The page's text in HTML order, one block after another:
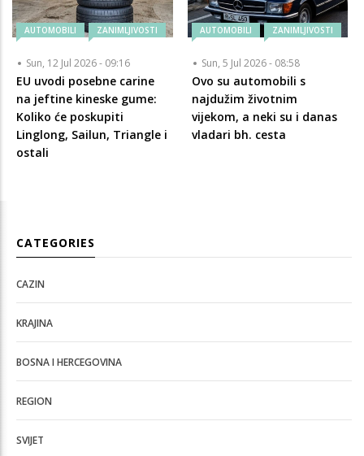
AUTOMOBILI ZANIMLJIVOSTI
Sun, 12 Jul 2026 - 09:16
EU uvodi posebne carine
na jeftine kineske gume:
Koliko će poskupiti
Linglong, Sailun, Triangle i
ostali
AUTOMOBILI ZANIMLJIVOSTI
Sun, 5 Jul 2026 - 08:58
Ovo su automobili s
najdužim životnim
vijekom, a neki su i danas
vladari bh. cesta
CATEGORIES
CAZIN
KRAJINA
BOSNA I HERCEGOVINA
REGION
SVIJET